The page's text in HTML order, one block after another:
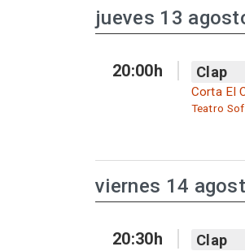
jueves 13
20:00h Clap
Corta El
Teatro
viernes 14
20:30h Clap